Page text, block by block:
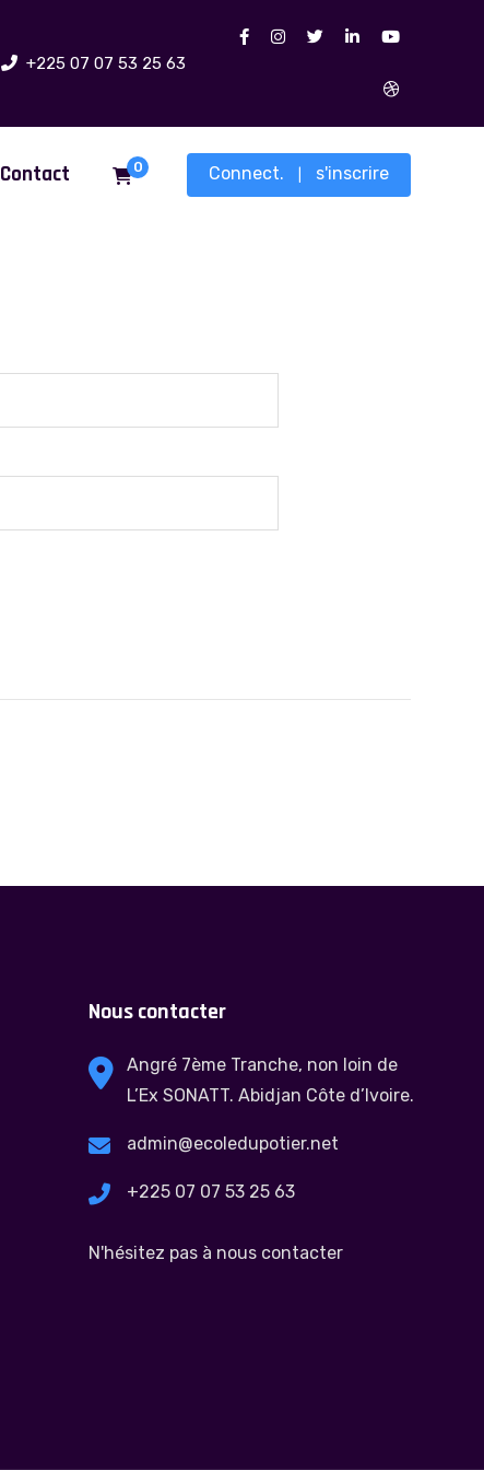
+225 07 07 53 25 63
Contact 0 Connect. s'inscrire
Nous contacter
Angré 7ème Tranche, non loin de
L’Ex SONATT. Abidjan Côte d’Ivoire.
admin@ecoledupotier.net
+225 07 07 53 25 63
N'hésitez pas à nous contacter